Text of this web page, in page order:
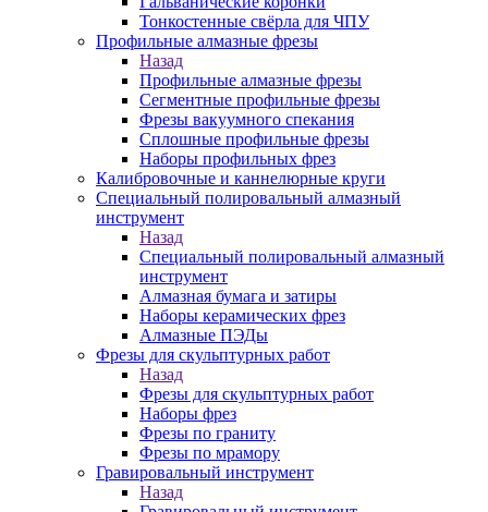
Тонкостенные свёрла для ЧПУ
Профильные алмазные фрезы
Назад
Профильные алмазные фрезы
Сегментные профильные фрезы
Фрезы вакуумного спекания
Сплошные профильные фрезы
Наборы профильных фрез
Калибровочные и каннелюрные круги
Специальный полировальный алмазный
инструмент
Назад
Специальный полировальный алмазный
инструмент
Алмазная бумага и затиры
Наборы керамических фрез
Алмазные ПЭДы
Фрезы для скульптурных работ
Назад
Фрезы для скульптурных работ
Наборы фрез
Фрезы по граниту
Фрезы по мрамору
Гравировальный инструмент
Назад